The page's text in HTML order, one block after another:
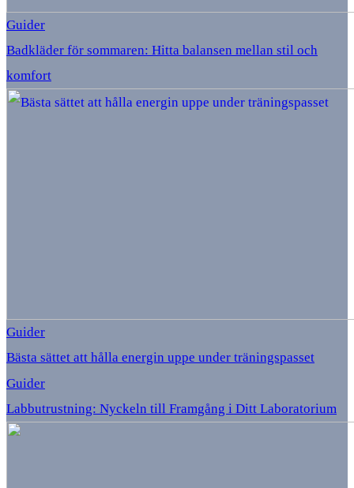
Guider
Badkläder för sommaren: Hitta balansen mellan stil och
komfort
Guider
Bästa sättet att hålla energin uppe under träningspasset
Guider
Labbutrustning: Nyckeln till Framgång i Ditt Laboratorium